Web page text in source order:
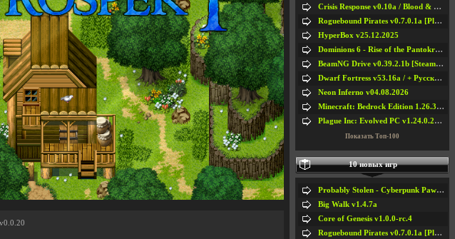
Crisis Response v0.10a / Blood & Bullet
Roguebound Pirates v0.7.0.1a [Playtest]
HyperBox v25.12.2025
Dominions 6 - Rise of the Pantokrator v6.35a
BeamNG Drive v0.39.2.1b [Steam Early Access]
Dwarf Fortress v53.16a / + Русская Версия v50.12a
Neon Inferno v04.08.2026
Minecraft: Bedrock Edition 1.26.33.1a / + TLauncher v2.89
Plague Inc: Evolved PC v1.24.0.2a + All DLCs
Показать Топ-100
10 новых игр
Probably Stolen - Cyberpunk Pawnshop Simulator v048c [Playtest]
Big Walk v1.4.7a
Core of Genesis v1.0.0-rc.4
Roguebound Pirates v0.7.0.1a [Playtest]